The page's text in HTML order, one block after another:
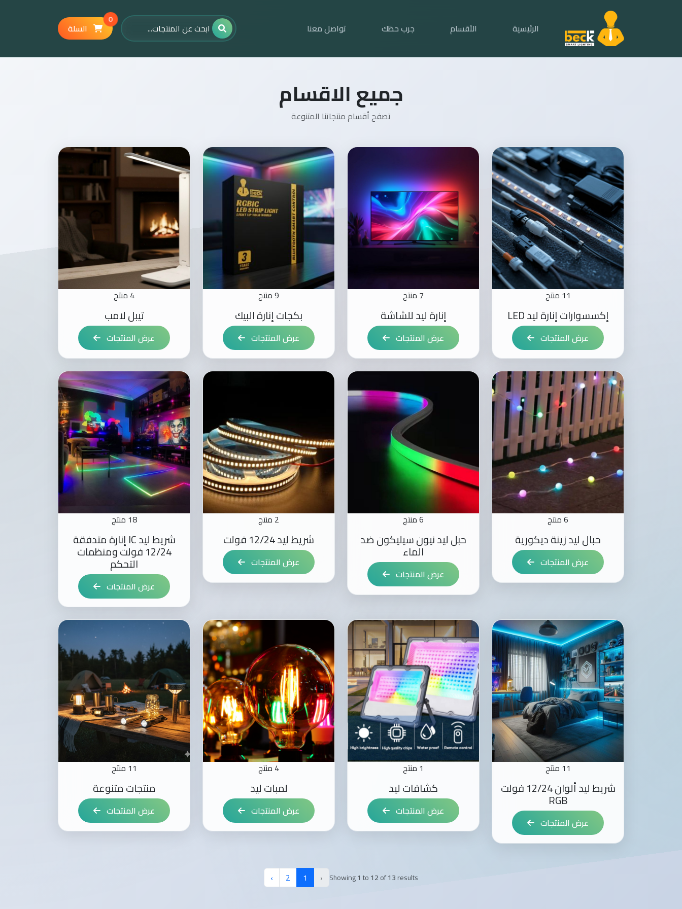
الرئيسية الأقسام جرب حظك تواصل معنا السلة
0
جميع الاقسام
تصفح أقسام منتجاتنا المتنوعة
11 منتج
إكسسوارات إنارة ليد LED
عرض المنتجات
7 منتج
إنارة ليد للشاشة
عرض المنتجات
9 منتج
بكجات إنارة البيك
عرض المنتجات
4 منتج
تيبل لامب
عرض المنتجات
6 منتج
حبال ليد زينة ديكورية
عرض المنتجات
6 منتج
حبل ليد نيون سيليكون ضد
الماء
عرض المنتجات
2 منتج
شريط ليد 12/24 فولت
عرض المنتجات
18 منتج
شريط ليد IC إنارة متدفقة
12/24 فولت ومنظمات
التحكم
عرض المنتجات
11 منتج
شريط ليد ألوان 12/24 فولت
RGB
عرض المنتجات
1 منتج
كشافات ليد
عرض المنتجات
4 منتج
لمبات ليد
عرض المنتجات
11 منتج
منتجات متنوعة
عرض المنتجات
Showing1 to12of13results
‹
1
2
›